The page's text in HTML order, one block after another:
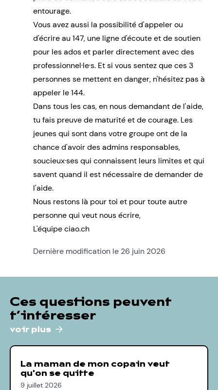
entourage.
Vous avez aussi la possibilité d'appeler ou
d'écrire au 147, une ligne d'écoute et de soutien
pour les ados et parler directement avec des
professionnel·le·s. Et si vous sentez que ces 3
personnes se mettent en danger, n'hésitez pas à
appeler le 144.
Dans tous les cas, en nous demandant de l'aide,
tu fais preuve de maturité et de courage. Les
jeunes qui sont dans votre groupe ont de la
chance d'avoir des admins responsables,
soucieux·ses qui connaissent leurs limites et qui
savent quand il est nécessaire de demander de
l'aide.
Nous restons là pour toi et pour toute autre
personne qui veut nous écrire,
L'équipe ciao.ch
Dernière modification le 26 juin 2026
Ces questions peuvent
t’intéresser
voir plus
La maman de mon copain veut
qu'on se quitte
9 juillet 2026